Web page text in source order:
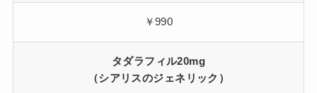
￥990
タダラフィル20mg
（シアリスのジェネリック）